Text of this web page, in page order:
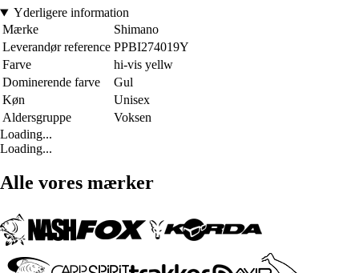
Yderligere information
Mærke
Shimano
Leverandør reference PPBI274019Y
Farve
hi-vis yellw
Dominerende farve
Gul
Køn
Unisex
Aldersgruppe
Voksen
Loading...
Loading...
Alle vores mærker